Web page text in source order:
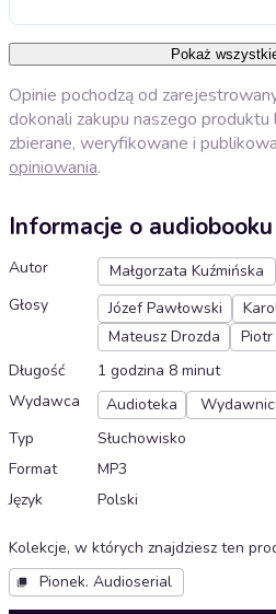
Pokaż
Opinie pochodzą od
dokonali zakupu naszego produktu
zbierane, weryfikowane i
opiniowania.
Informacje o audiobooku
Autor Małgorzata Kuźmińska
Głosy
Józef Pawłowski
Mateusz Drozda
Długość
1 godzina 8 minut
Wydawca
Audioteka
Typ
Słuchowisko
Format
MP3
Język
Polski
Kolekcje, w których znajdziesz ten
Pionek. Audioserial